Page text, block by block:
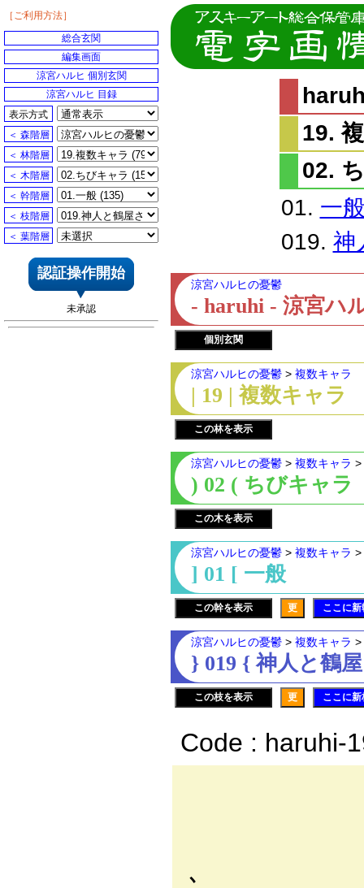
19.
02.
01. 一
019. 神
涼宮ハルヒの憂鬱
- haruhi - 涼宮ハ
個別玄関
涼宮ハルヒの憂鬱 > 複数キャラ
| 19 | 複数キャラ
この林を表示
涼宮ハルヒの憂鬱 > 複数キャラ >
) 02 ( ちびキャラ
この木を表示
涼宮ハルヒの憂鬱 > 複数キャラ >
] 01 [ 一般
この幹を表示 更 ここに
涼宮ハルヒの憂鬱 > 複数キャラ >
} 019 { 神人と鶴
この枝を表示 更 ここに
Code : haruhi-
､
［ご利用方法］
総合玄関
編集画面
涼宮ハルヒ 個別玄関
涼宮ハルヒ 目録
表示方式
＜ 森階層
＜ 林階層
＜ 木階層
＜ 幹階層
＜ 枝階層
＜ 葉階層
認証操作開始
未承認